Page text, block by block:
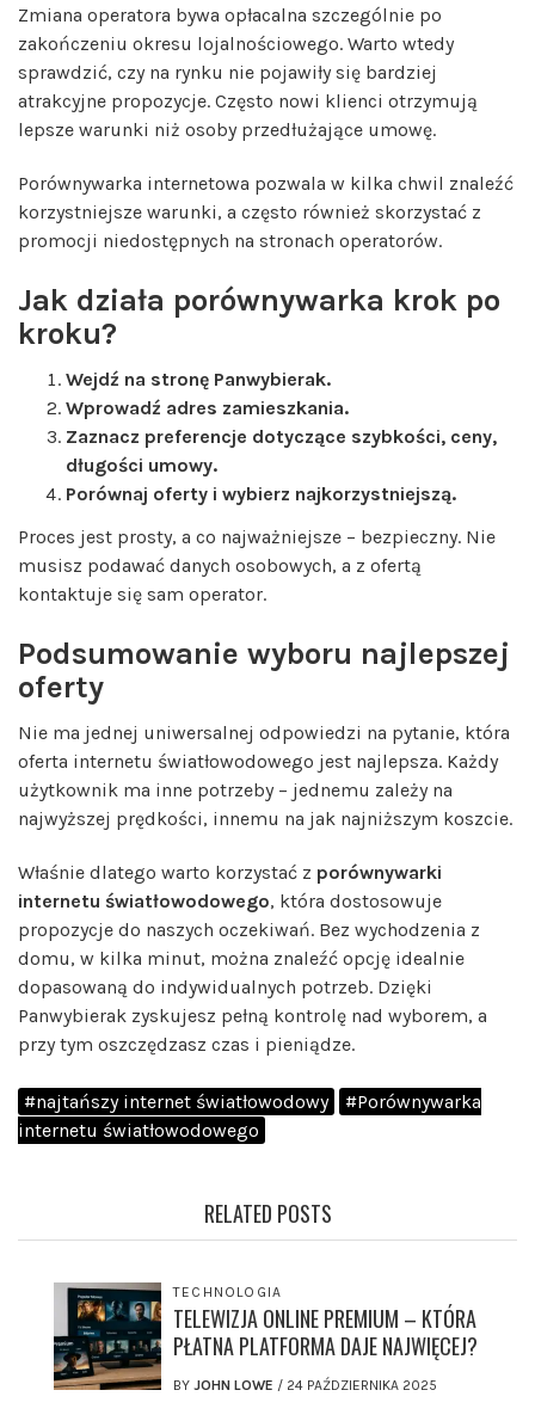
Zmiana operatora bywa opłacalna szczególnie po
zakończeniu okresu lojalnościowego. Warto wtedy
sprawdzić, czy na rynku nie pojawiły się bardziej
atrakcyjne propozycje. Często nowi klienci otrzymują
lepsze warunki niż osoby przedłużające umowę.
Porównywarka internetowa pozwala w kilka chwil znaleźć
korzystniejsze warunki, a często również skorzystać z
promocji niedostępnych na stronach operatorów.
Jak działa porównywarka krok po
kroku?
Wejdź na stronę Panwybierak.
Wprowadź adres zamieszkania.
Zaznacz preferencje dotyczące szybkości, ceny,
długości umowy.
Porównaj oferty i wybierz najkorzystniejszą.
Proces jest prosty, a co najważniejsze – bezpieczny. Nie
musisz podawać danych osobowych, a z ofertą
kontaktuje się sam operator.
Podsumowanie wyboru najlepszej
oferty
Nie ma jednej uniwersalnej odpowiedzi na pytanie, która
oferta internetu światłowodowego jest najlepsza. Każdy
użytkownik ma inne potrzeby – jednemu zależy na
najwyższej prędkości, innemu na jak najniższym koszcie.
Właśnie dlatego warto korzystać z porównywarki
internetu światłowodowego, która dostosowuje
propozycje do naszych oczekiwań. Bez wychodzenia z
domu, w kilka minut, można znaleźć opcję idealnie
dopasowaną do indywidualnych potrzeb. Dzięki
Panwybierak zyskujesz pełną kontrolę nad wyborem, a
przy tym oszczędzasz czas i pieniądze.
#najtańszy internet światłowodowy
#Porównywarka
internetu światłowodowego
RELATED POSTS
TECHNOLOGIA
TELEWIZJA ONLINE PREMIUM – KTÓRA
PŁATNA PLATFORMA DAJE NAJWIĘCEJ?
BY JOHN LOWE / 24 PAŹDZIERNIKA 2025